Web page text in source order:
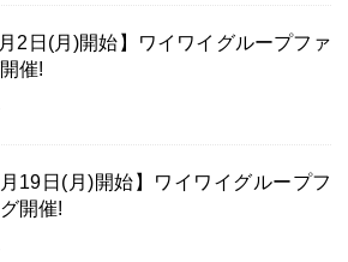
2日(月)開始】ワイワイグループファ
催!
月19日(月)開始】ワイワイグループフ
開催!